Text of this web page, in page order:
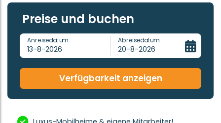
Preise und buchen
Anreisedatum
13-8-2026
Abreisedatum
20-8-2026
Verfügbarkeit anzeigen